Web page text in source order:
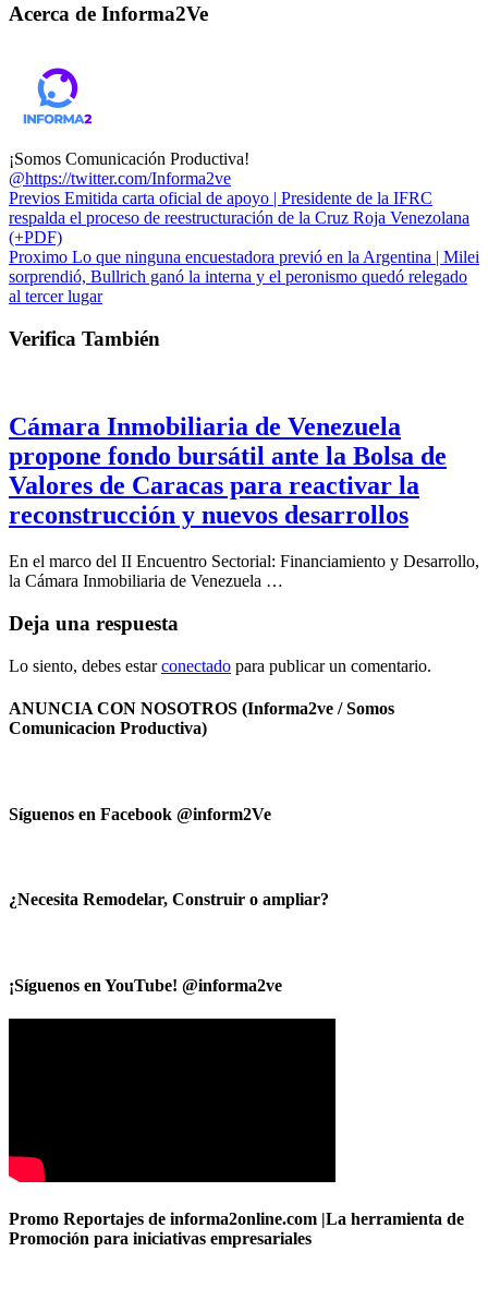
Acerca de Informa2Ve
¡Somos Comunicación Productiva!
@https://twitter.com/Informa2ve
Previos Emitida carta oficial de apoyo | Presidente de la IFRC
respalda el proceso de reestructuración de la Cruz Roja Venezolana
(+PDF)
Proximo Lo que ninguna encuestadora previó en la Argentina | Milei
sorprendió, Bullrich ganó la interna y el peronismo quedó relegado
al tercer lugar
Verifica También
Cámara Inmobiliaria de Venezuela
propone fondo bursátil ante la Bolsa de
Valores de Caracas para reactivar la
reconstrucción y nuevos desarrollos
En el marco del II Encuentro Sectorial: Financiamiento y Desarrollo,
la Cámara Inmobiliaria de Venezuela …
Deja una respuesta
Lo siento, debes estarconectado para publicar un comentario.
ANUNCIA CON NOSOTROS (Informa2ve / Somos
Comunicacion Productiva)
Síguenos en Facebook @inform2Ve
¿Necesita Remodelar, Construir o ampliar?
¡Síguenos en YouTube! @informa2ve
Promo Reportajes de informa2online.com |La herramienta de
Promoción para iniciativas empresariales